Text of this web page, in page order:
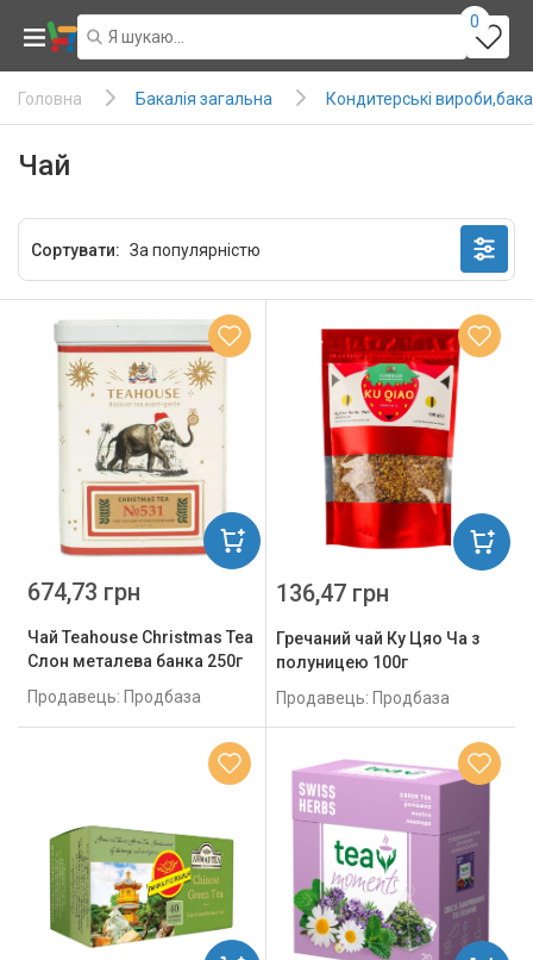
0
Головна Бакалія загальна Кондитерські
Чай
Сортувати:
Чай Teahouse Christmas Tea
Слон металева банка 250г
Продавець: Продбаза
674,73 грн
Гречаний чай Ку Цяо Ча з
полуницею 100г
Продавець: Продбаза
136,47 грн